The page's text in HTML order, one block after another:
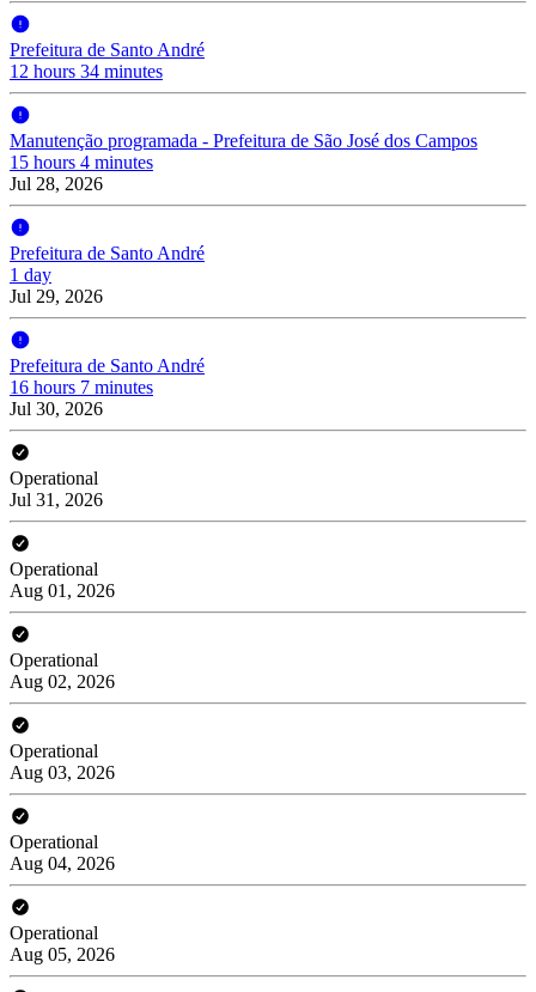
Prefeitura de Santo André
12 hours 34 minutes
Manutenção programada - Prefeitura de São José dos Campos
15 hours 4 minutes
Jul 28, 2026
Prefeitura de Santo André
1 day
Jul 29, 2026
Prefeitura de Santo André
16 hours 7 minutes
Jul 30, 2026
Operational
Jul 31, 2026
Operational
Aug 01, 2026
Operational
Aug 02, 2026
Operational
Aug 03, 2026
Operational
Aug 04, 2026
Operational
Aug 05, 2026